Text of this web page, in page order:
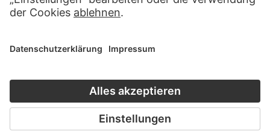
KONTAKT
Haben Sie Anregungen, Fragen oder Informationen zu